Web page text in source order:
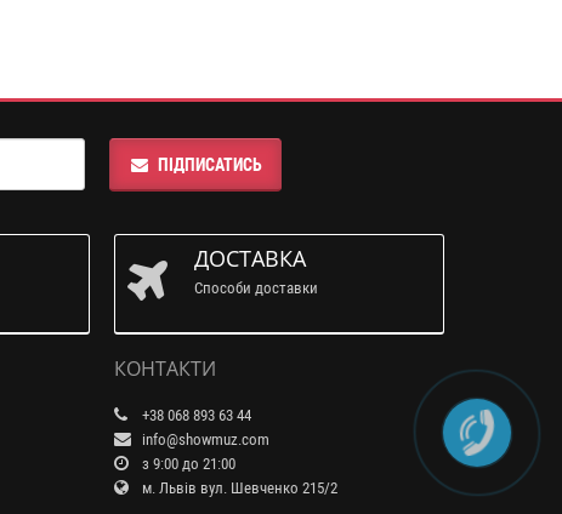
ПІДПИСАТИСЬ
ДОСТАВКА
Способи доставки
КОНТАКТИ
+38 068 893 63 44
info@showmuz.com
з 9:00 до 21:00
м. Львів вул. Шевченко 215/2